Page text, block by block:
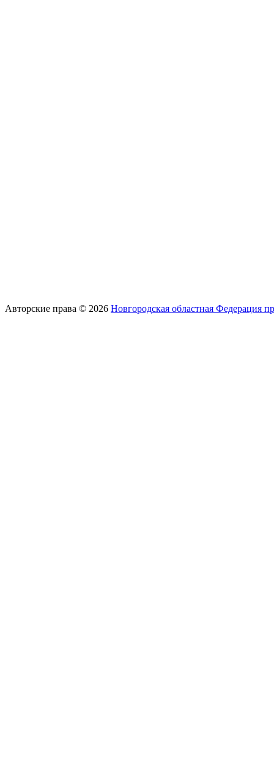
Авторские права © 2026 Новгородская областная Федерация